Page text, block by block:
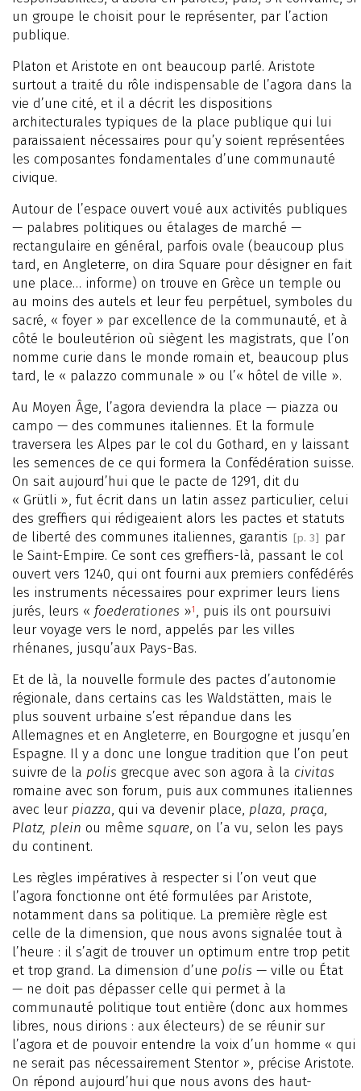
un groupe le choisit pour le représenter, par l’action
publique.
Platon et Aristote en ont beaucoup parlé. Aristote
surtout a traité du rôle indispensable de l’agora dans la
vie d’une cité, et il a décrit les dispositions
architecturales typiques de la place publique qui lui
paraissaient nécessaires pour qu’y soient représentées
les composantes fondamentales d’une communauté
civique.
Autour de l’espace ouvert voué aux activités publiques
— palabres politiques ou étalages de marché —
rectangulaire en général, parfois ovale (beaucoup plus
tard, en Angleterre, on dira Square pour désigner en fait
une place… informe) on trouve en Grèce un temple ou
au moins des autels et leur feu perpétuel, symboles du
sacré, « foyer » par excellence de la communauté, et à
côté le bouleutérion où siègent les magistrats, que l’on
nomme curie dans le monde romain et, beaucoup plus
tard, le « palazzo communale » ou l’« hôtel de ville ».
Au Moyen Âge, l’agora deviendra la place — piazza ou
campo — des communes italiennes. Et la formule
traversera les Alpes par le col du Gothard, en y laissant
les semences de ce qui formera la Confédération suisse.
On sait aujourd’hui que le pacte de 1291, dit du
« Grütli », fut écrit dans un latin assez particulier, celui
des greffiers qui rédigeaient alors les pactes et statuts
de liberté des communes italiennes, garantis [p. 3] par
le Saint-Empire. Ce sont ces greffiers-là, passant le col
ouvert vers 1240, qui ont fourni aux premiers confédérés
les instruments nécessaires pour exprimer leurs liens
jurés, leurs « foederationes »1 , puis ils ont poursuivi
leur voyage vers le nord, appelés par les villes
rhénanes, jusqu’aux Pays-Bas.
Et de là, la nouvelle formule des pactes d’autonomie
régionale, dans certains cas les Waldstätten, mais le
plus souvent urbaine s’est répandue dans les
Allemagnes et en Angleterre, en Bourgogne et jusqu’en
Espagne. Il y a donc une longue tradition que l’on peut
suivre de la polis grecque avec son agora à la civitas
romaine avec son forum, puis aux communes italiennes
avec leur piazza, qui va devenir place, plaza, praça,
Platz, plein ou même square, on l’a vu, selon les pays
du continent.
Les règles impératives à respecter si l’on veut que
l’agora fonctionne ont été formulées par Aristote,
notamment dans sa politique. La première règle est
celle de la dimension, que nous avons signalée tout à
l’heure : il s’agit de trouver un optimum entre trop petit
et trop grand. La dimension d’une polis — ville ou État
— ne doit pas dépasser celle qui permet à la
communauté politique tout entière (donc aux hommes
libres, nous dirions : aux électeurs) de se réunir sur
l’agora et de pouvoir entendre la voix d’un homme « qui
ne serait pas nécessairement Stentor », précise Aristote.
On répond aujourd’hui que nous avons des haut-